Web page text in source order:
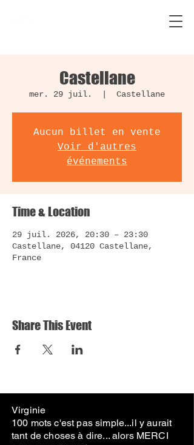
Castellane
mer. 29 juil. Castellane
Aucun billet en vente
Voir d'autres
événements
Time & Location
29 juil. 2026, 20:30 – 23:30
Castellane, 04120 Castellane,
France
Share This Event
Virginie
100 mots c'est pas simple...il y aurait
tant de choses à dire... alors MERCI